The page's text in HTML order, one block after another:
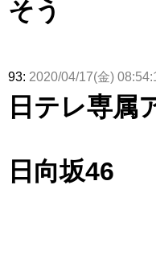
そう
93: 2020/04/17(金)
日テレ専属
日向坂46